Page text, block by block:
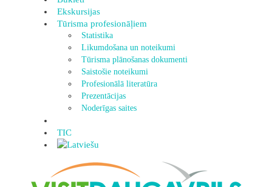
Ekskursijas
Tūrisma profesionāļiem
Statistika
Likumdošana un noteikumi
Tūrisma plānošanas dokumenti
Saistošie noteikumi
Profesionālā literatūra
Prezentācijas
Noderīgas saites
TIC